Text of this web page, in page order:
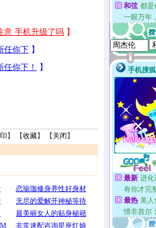
】 【收藏】 【 关闭 】